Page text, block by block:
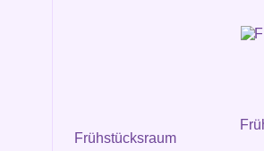
Frühstücksraum